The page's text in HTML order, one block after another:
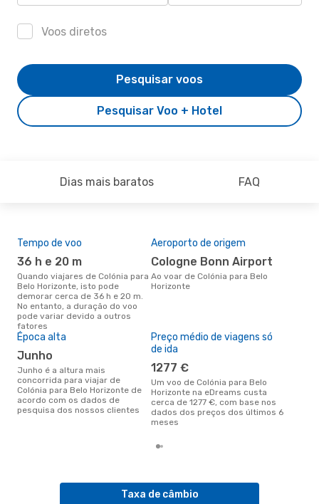
Voos diretos
Pesquisar Voo + Hotel
Pesquisar voos
Dias mais baratos FAQ
Tempo de voo
36 h e 20 m
Quando viajares de Colónia para
Belo Horizonte, isto pode
demorar cerca de 36 h e 20 m.
No entanto, a duração do voo
pode variar devido a outros
fatores
Aeroporto de origem
Cologne Bonn Airport
Ao voar de Colónia para Belo
Horizonte
Época alta
junho
junho é a altura mais
concorrida para viajar de
Colónia para Belo Horizonte de
acordo com os dados de
pesquisa dos nossos clientes
Preço médio de viagens só
de ida
1277 €
Um voo de Colónia para Belo
Horizonte na eDreams custa
cerca de 1277 €, com base nos
dados dos preços dos últimos 6
meses
Taxa de câmbio